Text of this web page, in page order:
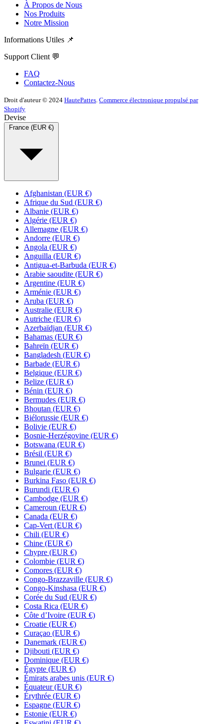
À Propos de Nous
Nos Produits
Notre Mission
Informations Utiles 📌
Support Client 💬
FAQ
Contactez-Nous
Droit d'auteur © 2024 HautePattes. Commerce électronique propulsé par
Shopify
Devise
France (EUR €)
Afghanistan (EUR €)
Afrique du Sud (EUR €)
Albanie (EUR €)
Algérie (EUR €)
Allemagne (EUR €)
Andorre (EUR €)
Angola (EUR €)
Anguilla (EUR €)
Antigua-et-Barbuda (EUR €)
Arabie saoudite (EUR €)
Argentine (EUR €)
Arménie (EUR €)
Aruba (EUR €)
Australie (EUR €)
Autriche (EUR €)
Azerbaïdjan (EUR €)
Bahamas (EUR €)
Bahreïn (EUR €)
Bangladesh (EUR €)
Barbade (EUR €)
Belgique (EUR €)
Belize (EUR €)
Bénin (EUR €)
Bermudes (EUR €)
Bhoutan (EUR €)
Biélorussie (EUR €)
Bolivie (EUR €)
Bosnie-Herzégovine (EUR €)
Botswana (EUR €)
Brésil (EUR €)
Brunei (EUR €)
Bulgarie (EUR €)
Burkina Faso (EUR €)
Burundi (EUR €)
Cambodge (EUR €)
Cameroun (EUR €)
Canada (EUR €)
Cap-Vert (EUR €)
Chili (EUR €)
Chine (EUR €)
Chypre (EUR €)
Colombie (EUR €)
Comores (EUR €)
Congo-Brazzaville (EUR €)
Congo-Kinshasa (EUR €)
Corée du Sud (EUR €)
Costa Rica (EUR €)
Côte d’Ivoire (EUR €)
Croatie (EUR €)
Curaçao (EUR €)
Danemark (EUR €)
Djibouti (EUR €)
Dominique (EUR €)
Égypte (EUR €)
Émirats arabes unis (EUR €)
Équateur (EUR €)
Érythrée (EUR €)
Espagne (EUR €)
Estonie (EUR €)